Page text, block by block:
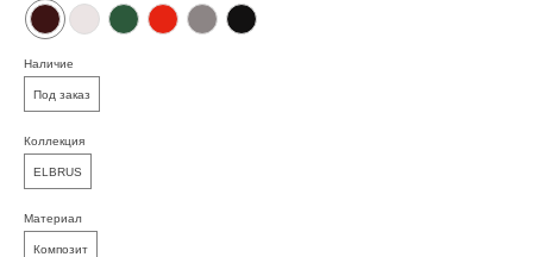
Наличие
Под заказ
Коллекция
ELBRUS
Материал
Композит